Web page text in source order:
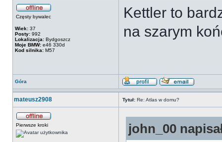
Częsty bywalec
Wiek: 37
Posty: 992
Lokalizacja: Bydgoszcz
Moje BMW: e46 330d
Kod silnika: M57
Kettler to
na szarym
Góra
mateusz2908 Tytuł: Re: Atlas w domu?
Pierwsze kroki john_00